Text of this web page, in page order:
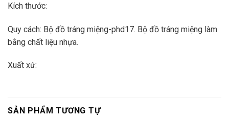
Kích thước:
Quy cách: Bộ đồ tráng miệng-phd17. Bộ đồ tráng miệng làm
bằng chất liệu nhựa.
Xuất xứ:
SẢN PHẨM TƯƠNG TỰ